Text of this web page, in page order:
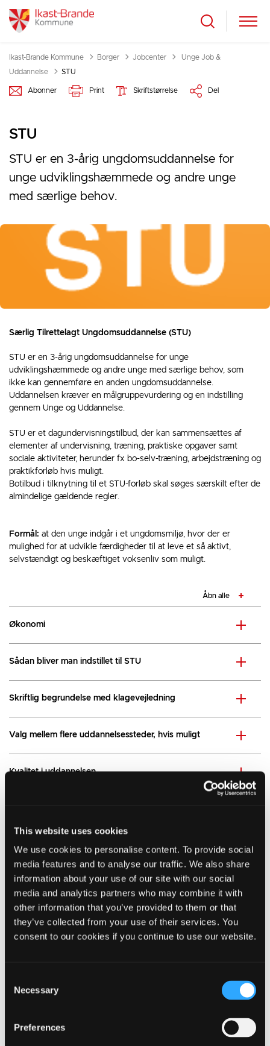
This website uses cookies
We use cookies to personalise content. To provide social
media features and to analyse our traffic. We also share
information about your use of our site with our social
media and analytics partners who may combine it with
other information that you’ve provided to them or that
they’ve collected from your use of their services. You
consent to our cookies if you continue to use our website.
Selection
Necessary
Preferences
Ikast-Brande Kommune Borger Jobcenter
Tilbage til
Unge Job &
Uddannelse
STU
Abonner Print Skriftstørrelse Del
STU
STU er en 3-årig ungdomsuddannelse for
unge udviklingshæmmede og andre unge
med særlige behov.
Særlig Tilrettelagt Ungdomsuddannelse (STU)
STU er en 3-årig ungdomsuddannelse for unge
udviklingshæmmede og andre unge med særlige behov, som
ikke kan gennemføre en anden ungdomsuddannelse.
Uddannelsen kræver en målgruppevurdering og en indstilling
gennem Unge og Uddannelse.
STU er et dagundervisningstilbud, der kan sammensættes af
elementer af undervisning, træning, praktiske opgaver samt
sociale aktiviteter, herunder fx bo-selv-træning, arbejdstræning og
praktikforløb hvis muligt.
Botilbud i tilknytning til et STU-forløb skal søges særskilt efter de
almindelige gældende regler.
Formål: at den unge indgår i et ungdomsmiljø, hvor der er
mulighed for at udvikle færdigheder til at leve et så aktivt,
selvstændigt og beskæftiget voksenliv som muligt.
Åbn alle
Økonomi
Sådan bliver man indstillet til STU
Skriftlig begrundelse med klagevejledning
Valg mellem flere uddannelsessteder, hvis muligt
Kvalitet i uddannelsen
Uddannelsesbevis
STU-loven
Kontakt Unge og Uddannelse
Send almindelig mail
Send digital post